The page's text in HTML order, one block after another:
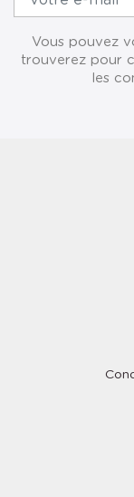
Vous pouvez
trouverez pour
les